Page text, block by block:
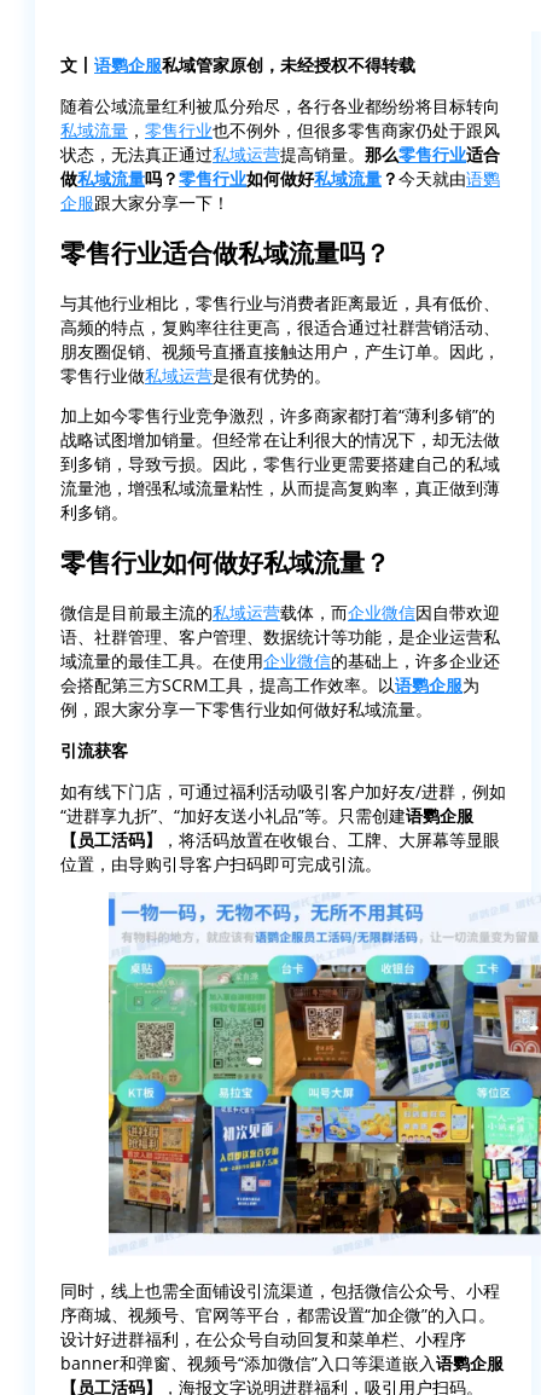
文丨 语鹦企服私域管家原创，未经授权不得转载
随着公域流量红利被瓜分殆尽，各行各业都纷纷将目标转向
私域流量 ， 零售行业也不例外，但很多零售商家仍处于跟风
状态，无法真正通过私域运营提高销量。 那么零售行业适合
做私域流量吗？零售行业如何做好私域流量？今天就由语鹦
企服跟大家分享一下！
零售行业适合做私域流量吗？
与其他行业相比，零售行业与消费者距离最近，具有低价、
高频的特点，复购率往往更高，很适合通过社群营销活动、
朋友圈促销、视频号直播直接触达用户，产生订单。因此，
零售行业做私域运营是很有优势的。
加上如今零售行业竞争激烈，许多商家都打着“薄利多销”的
战略试图增加销量。但经常在让利很大的情况下，却无法做
到多销，导致亏损。因此，零售行业更需要搭建自己的私域
流量池，增强私域流量粘性，从而提高复购率，真正做到薄
利多销。
零售行业如何做好私域流量？
微信是目前最主流的私域运营载体，而企业微信因自带欢迎
语、社群管理、客户管理、数据统计等功能，是企业运营私
域流量的最佳工具。在使用企业微信的基础上，许多企业还
会搭配第三方SCRM工具，提高工作效率。以语鹦企服为
例，跟大家分享一下零售行业如何做好私域流量。
引流获客
如有线下门店，可通过福利活动吸引客户加好友/进群，例如
“进群享九折”、“加好友送小礼品”等。只需创建语鹦企服
【员工活码】
，将活码放置在收银台、工牌、大屏幕等显眼
位置，由导购引导客户扫码即可完成引流。
同时，线上也需全面铺设引流渠道，包括微信公众号、小程
序商城、视频号、官网等平台，都需设置“加企微”的入口。
设计好进群福利，在公众号自动回复和菜单栏、小程序
banner和弹窗、视频号“添加微信”入口等渠道嵌入语鹦企服
【员工活码】
，海报文字说明进群福利，吸引用户扫码。